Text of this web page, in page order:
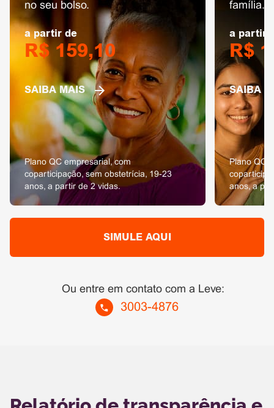
no seu bolso.
a partir de
R$ 159,10
SAIBA MAIS
Plano QC empresarial, com
coparticipação, sem obstetrícia, 19-23
anos, a partir de 2 vidas.
família.
a partir
R$
SAIBA
Plano QC
anos, a
SIMULE AQUI
Ou entre em contato com a Leve:
3003-4876